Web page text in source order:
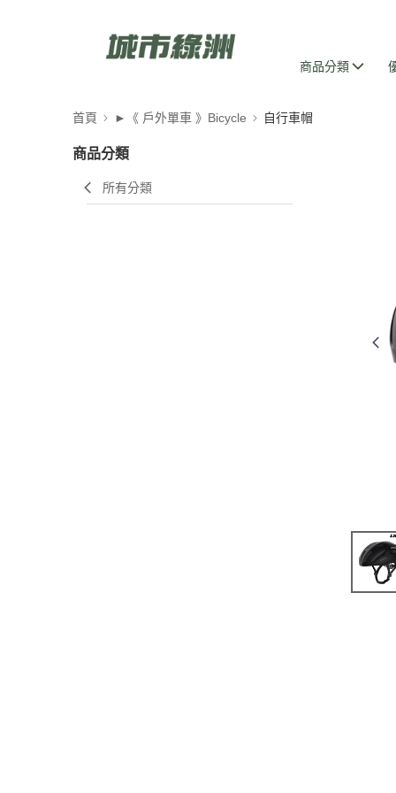
商品分類
首頁 ►《 戶外單車 》Bicycle 自行車帽
商品分類
所有分類